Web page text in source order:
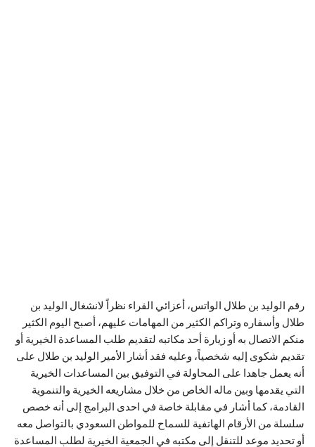
رقم الوليد بن طلال الواتس، أعزائي القراء نظراً لانشغال الوليد بن
طلال وأسفاره وتراكم الكثير من المهامات عليهم، أصبح اليوم الكثير
منكم الاتصال به أو زيارة أحد مكاتبه لتقديم طلب المساعدة الخيرية أو
تقديم شكوى إليه شخصياً، وعليه فقد أشار الأمير الوليد بن طلال على
أنه يعمل جاهدا على المحاولة في التوفيق بين المساعدات الخيرية
التي يقدمها وبين ماله الخاص من خلال مشاريعه الخيرية والتنموية
القادمة، كما أشار في مقابلة خاصة في احدى البرامج إلى أنه خصص
سلسلة من الأرقام الهاتفية للسماح للمواطن السعودي بالتواصل معه
أو تحديد موعد للتنقل إلى مكتبه في الجمعية الخيرية لطلب المساعدة